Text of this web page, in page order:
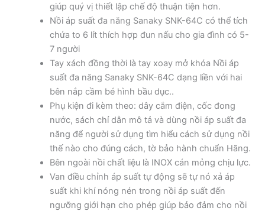
giúp quý vị thiết lập chế độ thuận tiện hơn.
Nồi áp suất đa năng Sanaky SNK-64C có thể tích
chứa to 6 lít thích hợp đun nấu cho gia đình có 5-
7 người
Tay xách đồng thời là tay xoay mở khóa Nồi áp
suất đa năng Sanaky SNK-64C dạng liền với hai
bên nắp cầm bé hình bầu dục..
Phụ kiện đi kèm theo: dây cắm điện, cốc đong
nước, sách chỉ dẫn mô tả và dùng nồi áp suất đa
năng để người sử dụng tìm hiểu cách sử dụng nồi
thế nào cho đúng cách, tờ bảo hành chuẩn Hãng.
Bên ngoài nồi chất liệu là INOX cán mỏng chịu lực.
Van điều chỉnh áp suất tự động sẽ tự nó xả áp
suất khi khí nóng nén trong nồi áp suất đến
ngưỡng giới hạn cho phép giúp bảo đảm cho nồi